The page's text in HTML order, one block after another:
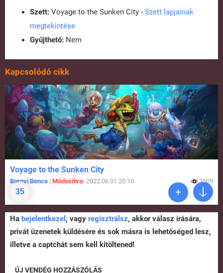
Szett: Voyage to the Sunken City - Szett lapjainak
megtekintése
Gyűjthető: Nem
Kapcsolódó cikk
35
Voyage to the Sunken City
Borovi Bence | Módosítva: 2022.06.01 20:10 3509
Ha bejelentkezel , vagy regisztrálsz, akkor válasz írására,
privát üzenetek küldésére és sok másra is lehetőséged lesz,
illetve a captchát sem kell kitöltened!
ÚJ VENDÉG HOZZÁSZÓLÁS